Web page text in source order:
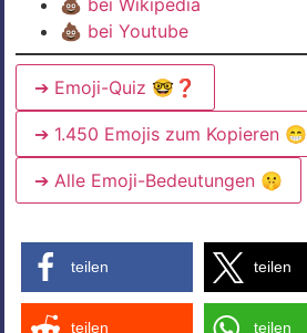
💩 bei Wikipedia
💩 bei Youtube
➔ Emoji-Quiz 🤓❓
➔ 1.450 Emojis zum Kopieren 😁
➔ Alle Emoji-Bedeutungen 🤫
teilen teilen
teilen teilen